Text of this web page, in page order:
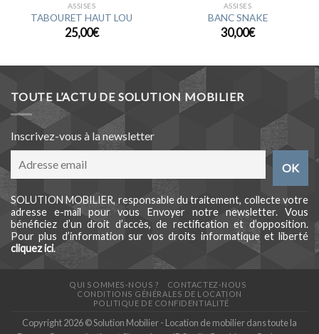
ASSISES
TABOURET HAUT LOU
25,00€
ASSISES
BANC SNAKE
30,00€
TOUTE L’ACTU DE SOLUTION MOBILIER
Inscrivez-vous à la newsletter
SOLUTION MOBILIER, responsable du traitement, collecte votre
adresse e-mail pour vous Envoyer notre newsletter. Vous
bénéficiez d’un droit d’accès, de rectification et d’opposition.
Pour plus d’information sur vos droits informatique et liberté
cliquez ici.
QUI SOMMES-NOUS ?
CONTACTEZ-NOUS
CONDITIONS GÉNÉRALES DE LOCATION
POLITIQUE DE CONFIDENTIALITÉ
Copyright 2026 © Solution Mobilier - Location de mobilier dans toute la